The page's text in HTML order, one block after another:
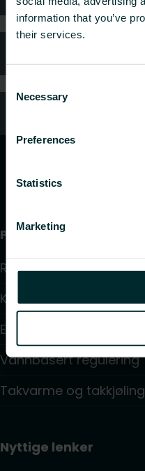
information that you’ve
their services.
Selection
Necessary
Preferences
Statistics
Marketing
Produkter
Radiatorer
Konvektorer og
Elektrisk styring
Vannbasert regulering
Takvarme og takkjøling
Nyttige lenker